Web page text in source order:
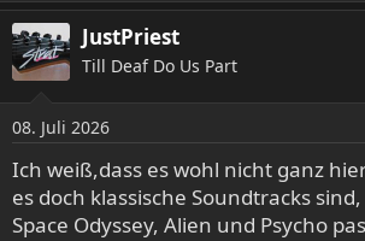
a
k
t
i
o
n
e
n
:
JustPriest
Till Deaf Do Us Part
08. Juli 2026
Ich weiß,dass es wohl nicht ganz
es doch klassische Soundtracks
Space Odyssey, Alien und Psycho